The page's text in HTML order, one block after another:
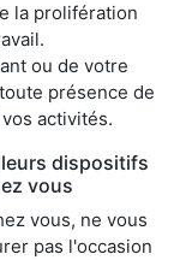
la prolifération
ou de votre
présence de
activités.
dispositifs
vous
vous, ne vous
pas l'occasion